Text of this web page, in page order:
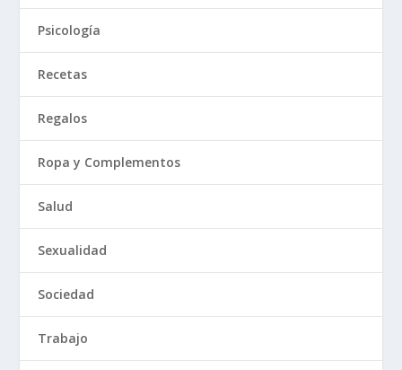
Psicología
Recetas
Regalos
Ropa y Complementos
Salud
Sexualidad
Sociedad
Trabajo